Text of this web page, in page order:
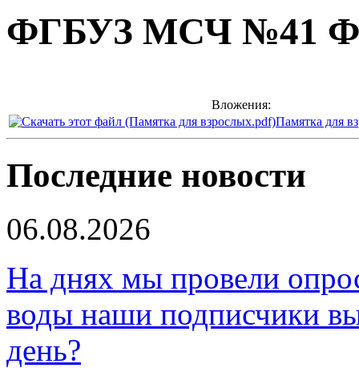
ФГБУЗ МСЧ №41
Вложения:
Памятка для
Последние новости
06.08.2026
На днях мы провели
воды наши подписчики
день?